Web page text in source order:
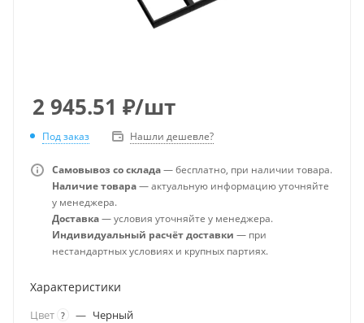
2 945.51 ₽/шт
Под заказ Нашли дешевле?
Самовывоз со склада— бесплатно, при наличии товара.
Наличие товара— актуальную информацию уточняйте
у менеджера.
Доставка— условия уточняйте у менеджера.
Индивидуальный расчёт доставки — при
нестандартных условиях и крупных партиях.
Характеристики
Цвет ? — Черный